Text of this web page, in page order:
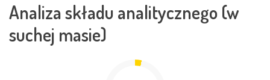
Analiza składu analitycznego (w
suchej masie)